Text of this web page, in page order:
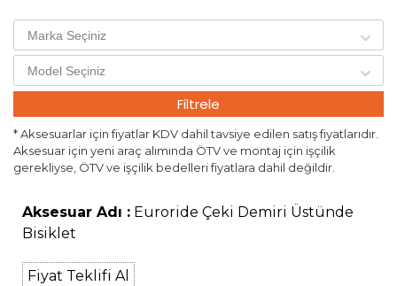
Filtrele
* Aksesuarlar için fiyatlar KDV dahil tavsiye edilen satış fiyatlarıdır.
Aksesuar için yeni araç alımında ÖTV ve montaj için işçilik
gerekliyse, ÖTV ve işçilik bedelleri fiyatlara dahil değildir.
Aksesuar Adı : Euroride Çeki Demiri Üstünde
Bisiklet
Fiyat Teklifi Al